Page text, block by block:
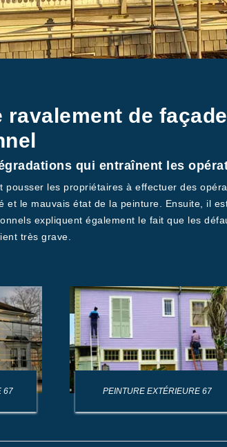
ravalement de
qui entraînent les
pousser les propriétaires à effectuer des
et le mauvais état de la peinture. Ensuite, il
expliquent également le fait que les
très grave.
67 PEINTURE EXTÉRIEURE 67